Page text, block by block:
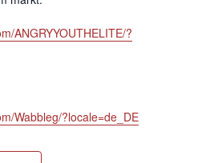
ANGRYYOUTHELITE/?
Wabbleg/?locale=de_DE